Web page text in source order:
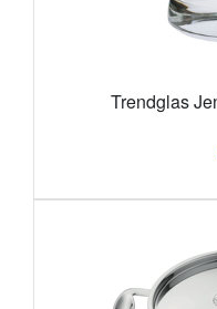
Trendglas